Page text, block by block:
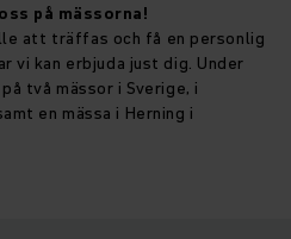
på mässorna!
att träffas och få en personlig
vi kan erbjuda just dig. Under
två mässor i Sverige, i
en mässa i Herning i